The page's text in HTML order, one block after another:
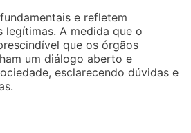
e refletem
legítimas. A medida que o
que os órgãos
um diálogo aberto e
esclarecendo dúvidas e